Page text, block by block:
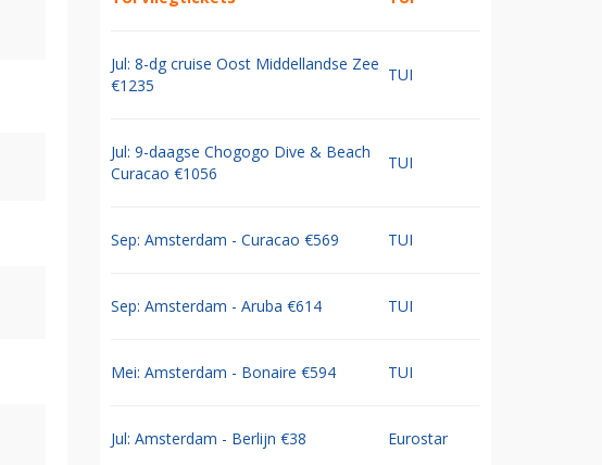
Jul: 8-dg cruise Oost Middellandse Zee
€1235
TUI
Jul: 9-daagse Chogogo Dive & Beach
Curacao €1056
TUI
Sep: Amsterdam - Curacao €569 TUI
Sep: Amsterdam - Aruba €614 TUI
Mei: Amsterdam - Bonaire €594 TUI
Jul: Amsterdam - Berlijn €38 Eurostar